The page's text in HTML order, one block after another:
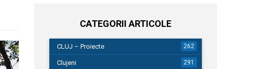
CATEGORII ARTICOLE
CLUJ – Proiecte 262
Clujeni 291